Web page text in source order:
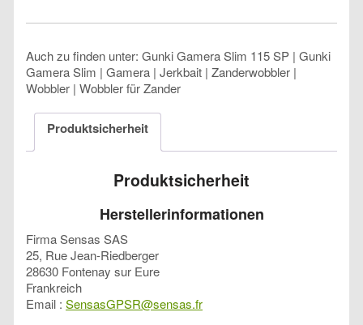
Auch zu finden unter: Gunki Gamera Slim 115 SP | Gunki
Gamera Slim | Gamera | Jerkbait | Zanderwobbler |
Wobbler | Wobbler für Zander
Produktsicherheit
Produktsicherheit
Herstellerinformationen
Firma Sensas SAS
25, Rue Jean-Riedberger
28630 Fontenay sur Eure
Frankreich
Email : SensasGPSR@sensas.fr